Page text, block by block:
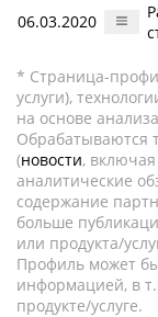
06.03.2020
* Страница-
услуги),
на основе
Обрабатываются
(новости,
аналитические
содержание
больше
или продукта/
Профиль может
информацией, в
продукте/услуге.